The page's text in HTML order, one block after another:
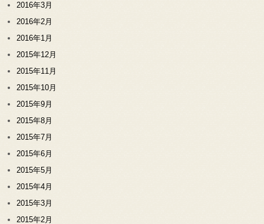
2016年3月
2016年2月
2016年1月
2015年12月
2015年11月
2015年10月
2015年9月
2015年8月
2015年7月
2015年6月
2015年5月
2015年4月
2015年3月
2015年2月